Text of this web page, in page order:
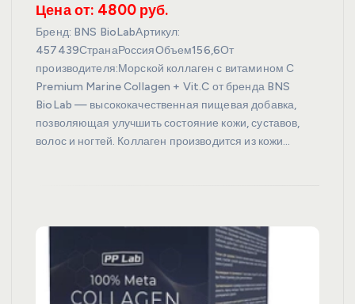
Цена от: 4800 руб.
Бренд: BNS BioLabАртикул:
457439СтранаРоссияОбъем156,6От
производителя:Морской коллаген с витамином С
Premium Marine Collagen + Vit.C от бренда BNS
BioLab — высококачественная пищевая добавка,
позволяющая улучшить состояние кожи, суставов,
волос и ногтей. Коллаген производится из кожи…